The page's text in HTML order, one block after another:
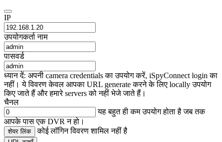
IP
उपयोगकर्ता नाम
पासवर्ड
ध्यान दें: अपनी camera credentials का उपयोग करें, iSpyConnect login का
नहीं। ये विवरण केवल आपका URL generate करने के लिए locally उपयोग
किए जाते हैं और हमारे servers को नहीं भेजे जाते हैं।
चैनल
यह बहुत ही कम उपयोग होता है जब तक
आपके पास एक DVR न हो।
शेयर लिंक कोई लॉगिन विवरण शामिल नहीं है